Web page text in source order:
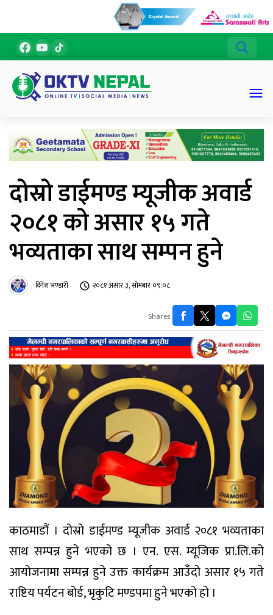
दोस्रो डाईमण्ड म्यूजीक अवार्ड
२०८१ को असार १५ गते
भव्यताका साथ सम्पन हुने
दिनेश भण्डारी २०८१ असार ३, सोमबार ०९:०८
Shares
काठमाडौं । दोस्रो डाईमण्ड म्यूजीक अवार्ड २०८१ भव्यताका
साथ सम्पन्न हुने भएको छ । एन. एस. म्यूजिक प्रा.लि.को
आयोजनामा सम्पन्न हुने उक्त कार्यक्रम आउँदो असार १५ गते
राष्टिय पर्यटन बोर्ड, भृकुटि मण्डपमा हुने भएको हो ।